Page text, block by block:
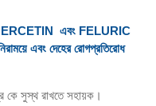
এবং FELURIC
এবং দেহের রোগপ্রতিরোধ
কে সুস্থ রাখতে সহায়ক।